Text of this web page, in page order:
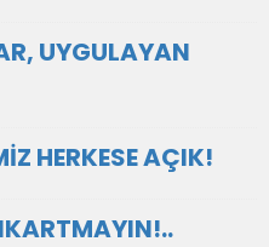
UYGULAYAN
HERKESE AÇIK!